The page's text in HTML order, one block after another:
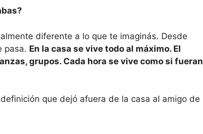
diferente a lo que te imaginás. Desde
pasa. En la casa se vive todo al máximo. El
grupos. Cada hora se vive como si fueran